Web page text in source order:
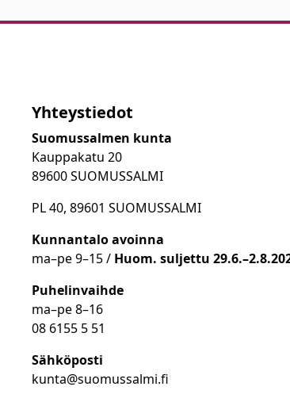
Yhteystiedot
Suomussalmen kunta
Kauppakatu 20
89600 SUOMUSSALMI
PL 40, 89601 SUOMUSSALMI
Kunnantalo avoinna
ma–pe 9–15 / Huom. suljettu
Puhelinvaihde
ma–pe 8–16
08 6155 5 51
Sähköposti
kunta@suomussalmi.fi